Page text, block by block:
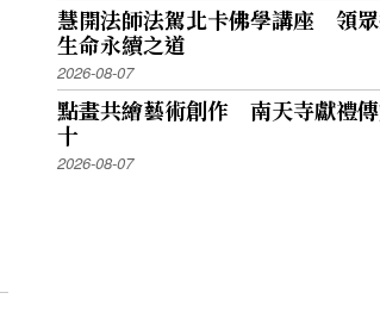
慧開法師法駕北卡佛學講座 領
生命永續之道
2026-08-07
點畫共繪藝術創作 南天寺獻禮
十
2026-08-07